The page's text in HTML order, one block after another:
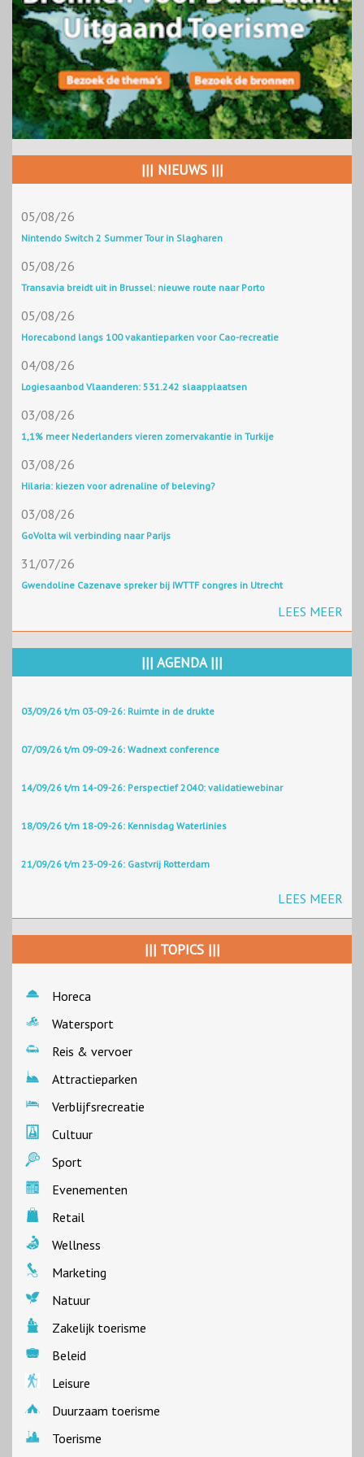
||| NIEUWS |||
05/08/26
Nintendo Switch 2 Summer Tour in Slagharen
05/08/26
Transavia breidt uit in Brussel: nieuwe route naar Porto
05/08/26
Horecabond langs 100 vakantieparken voor Cao-recreatie
04/08/26
Logiesaanbod Vlaanderen: 531.242 slaapplaatsen
03/08/26
1,1% meer Nederlanders vieren zomervakantie in Turkije
03/08/26
Hilaria: kiezen voor adrenaline of beleving?
03/08/26
GoVolta wil verbinding naar Parijs
31/07/26
Gwendoline Cazenave spreker bij IWTTF congres in Utrecht
LEES MEER
||| AGENDA |||
03/09/26 t/m 03-09-26: Ruimte in de drukte
07/09/26 t/m 09-09-26: Wadnext conference
14/09/26 t/m 14-09-26: Perspectief 2040: validatiewebinar
18/09/26 t/m 18-09-26: Kennisdag Waterlinies
21/09/26 t/m 23-09-26: Gastvrij Rotterdam
LEES MEER
||| TOPICS |||
Horeca
Watersport
Reis & vervoer
Attractieparken
Verblijfsrecreatie
Cultuur
Sport
Evenementen
Retail
Wellness
Marketing
Natuur
Zakelijk toerisme
Beleid
Leisure
Duurzaam toerisme
Toerisme